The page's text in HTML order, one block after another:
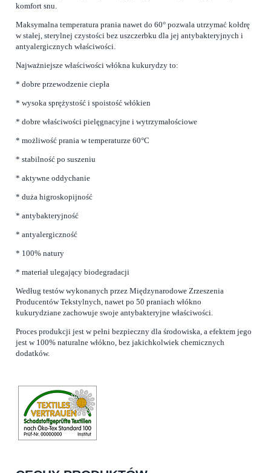
komfort snu.
Maksymalna temperatura prania nawet do 60° pozwala utrzymać kołdrę
w stałej, sterylnej czystości bez uszczerbku dla jej antybakteryjnych i
antyalergicznych właściwości.
Najważniejsze właściwości włókna kukurydzy to:
* dobre przewodzenie ciepła
* wysoka sprężystość i spoistość włókien
* dobre właściwości pielęgnacyjne i wytrzymałościowe
* możliwość prania w temperaturze 60°C
* stabilność po suszeniu
* aktywne oddychanie
* duża higroskopijność
* antybakteryjność
* antyalergiczność
* 100% natury
* materiał ulegający biodegradacji
Według testów wykonanych przez Międzynarodowe Zrzeszenia
Producentów Tekstylnych, nawet po 50 praniach włókno
kukurydziane zachowuje swoje antybakteryjne właściwości.
Proces produkcji jest w pełni bezpieczny dla środowiska, a efektem jego
jest w 100% naturalne włókno, bez jakichkolwiek chemicznych
dodatków.